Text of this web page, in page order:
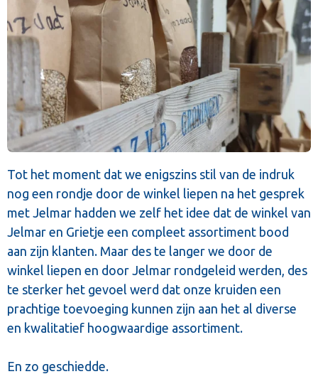
Tot het moment dat we enigszins stil van de indruk
nog een rondje door de winkel liepen na het gesprek
met Jelmar hadden we zelf het idee dat de winkel van
Jelmar en Grietje een compleet assortiment bood
aan zijn klanten. Maar des te langer we door de
winkel liepen en door Jelmar rondgeleid werden, des
te sterker het gevoel werd dat onze kruiden een
prachtige toevoeging kunnen zijn aan het al diverse
en kwalitatief hoogwaardige assortiment.
En zo geschiedde.